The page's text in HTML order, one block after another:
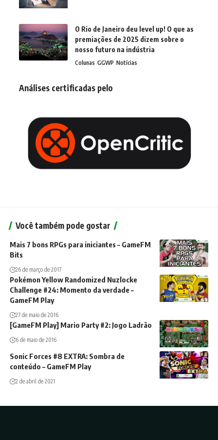
O Rio de Janeiro deu level up! O que as
premiações de 2025 dizem sobre o
nosso futuro na indústria
Colunas GGWP Notícias
Análises certificadas pelo
Você também pode gostar
Mais 7 bons RPGs para iniciantes – GameFM
Bits
26 de março de 2017
Pokémon Yellow Randomized Nuzlocke
Challenge #24: Momento da verdade –
GameFM Play
27 de maio de 2016
[GameFM Play] Mario Party #2: Jogo Ladrão
6 de maio de 2016
Sonic Forces #8 EXTRA: Sombra de
conteúdo – GameFM Play
2 de abril de 2021